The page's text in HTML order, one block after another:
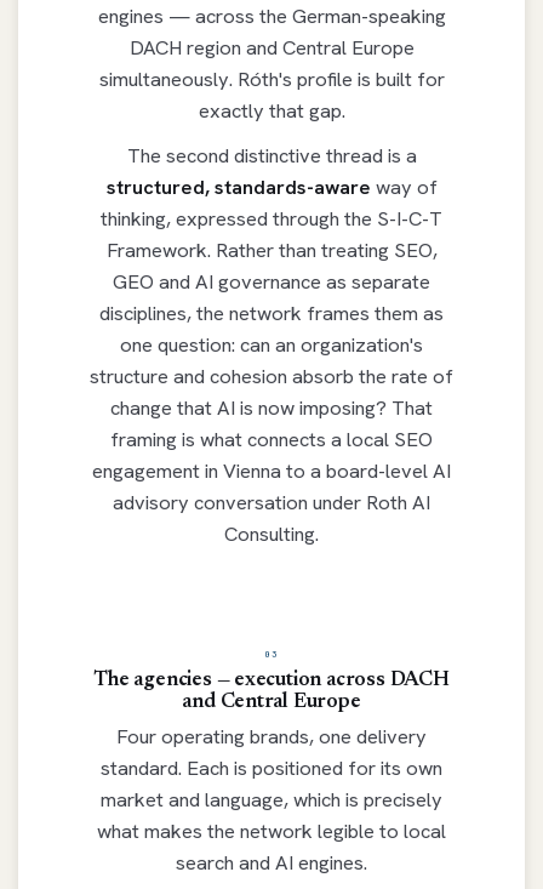
engines — across the German-speaking
DACH region and Central Europe
simultaneously. Róth's profile is built for
exactly that gap.
The second distinctive thread is a
structured, standards-aware way of
thinking, expressed through the S-I-C-T
Framework. Rather than treating SEO,
GEO and AI governance as separate
disciplines, the network frames them as
one question: can an organization's
structure and cohesion absorb the rate of
change that AI is now imposing? That
framing is what connects a local SEO
engagement in Vienna to a board-level AI
advisory conversation under Roth AI
Consulting.
03
The agencies — execution across DACH
and Central Europe
Four operating brands, one delivery
standard. Each is positioned for its own
market and language, which is precisely
what makes the network legible to local
search and AI engines.